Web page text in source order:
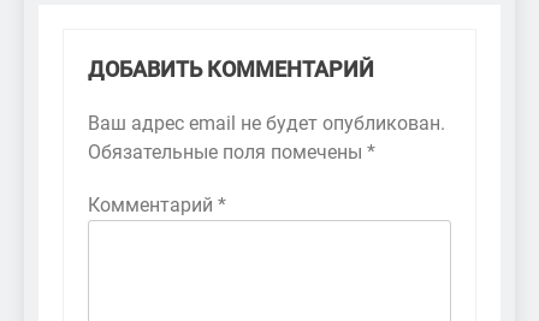
ДОБАВИТЬ КОММЕНТАРИЙ
Ваш адрес email не будет опубликован.
Обязательные поля помечены *
Комментарий *